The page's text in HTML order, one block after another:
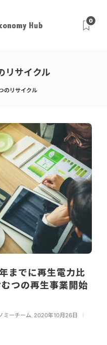
0
リサイクル
のリサイクル
までに再生電力比
つの再生事業開始
ミーチーム 2020年10月26日